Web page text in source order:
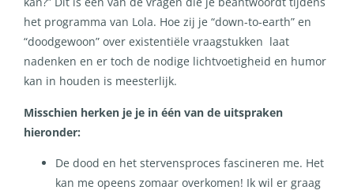
het programma van Lola. Hoe zij je “down-to-earth” en
“doodgewoon” over existentiële vraagstukken laat
nadenken en er toch de nodige lichtvoetigheid en humor
kan in houden is meesterlijk.
Misschien herken je je in één van de uitspraken
hieronder:
De dood en het stervensproces fascineren me. Het
kan me opeens zomaar overkomen! Ik wil er graag